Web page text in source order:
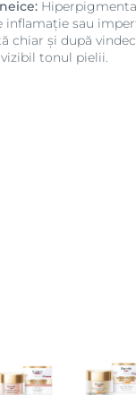
inflamație sau
chiar și după
tonul pielii.